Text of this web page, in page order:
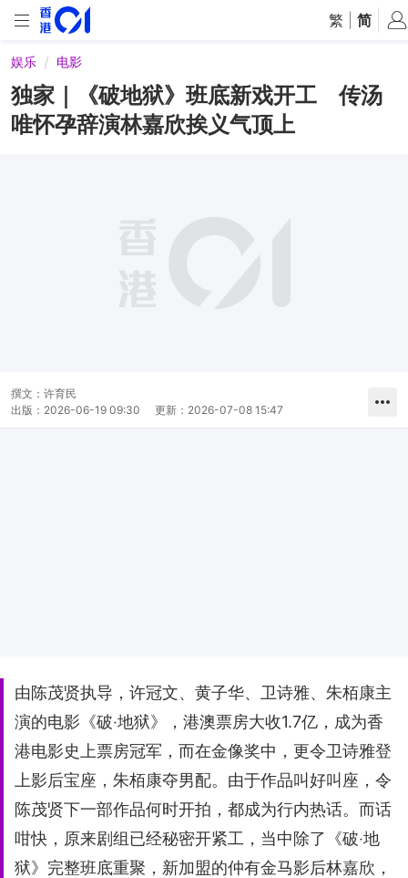
繁 简
娱乐 电影
独家｜《破地狱》班底新戏开工 传汤
唯怀孕辞演林嘉欣挨义气顶上
撰文： 许育民
出版： 2026-06-19 09:30 更新： 2026-07-08 15:47
由陈茂贤执导，许冠文、黄子华、卫诗雅、朱栢康主
演的电影《破‧地狱》，港澳票房大收1.7亿，成为香
港电影史上票房冠军，而在金像奖中，更令卫诗雅登
上影后宝座，朱栢康夺男配。由于作品叫好叫座，令
陈茂贤下一部作品何时开拍，都成为行内热话。而话
咁快，原来剧组已经秘密开紧工，当中除了《破‧地
狱》完整班底重聚，新加盟的仲有金马影后林嘉欣，